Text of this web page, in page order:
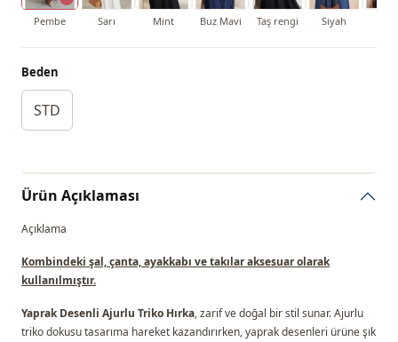
Pembe Sarı Mint Buz Mavi Taş rengi Siyah
Beden
STD
Ürün Açıklaması
Açıklama
Kombindeki şal, çanta, ayakkabı ve takılar aksesuar olarak
kullanılmıştır.
Yaprak Desenli Ajurlu Triko Hırka, zarif ve doğal bir stil sunar. Ajurlu
triko dokusu tasarıma hareket kazandırırken, yaprak desenleri ürüne şık